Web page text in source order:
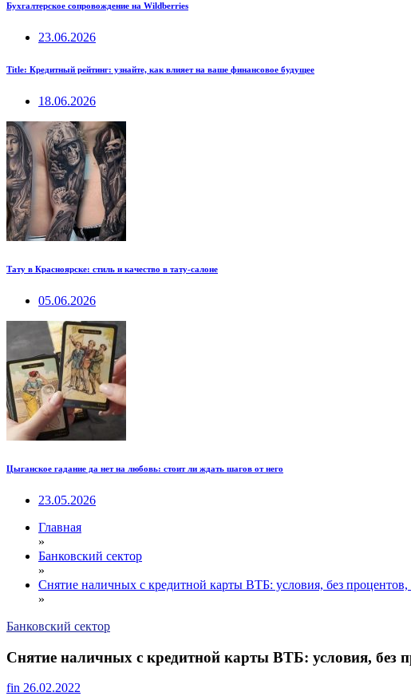
Бухгалтерское сопровождение на Wildberries
23.06.2026
Title: Кредитный рейтинг: узнайте, как влияет на ваше финансовое будущее
18.06.2026
Тату в Красноярске: стиль и качество в тату-салоне
05.06.2026
Цыганское гадание да нет на любовь: стоит ли ждать шагов от него
23.05.2026
Главная
»
Банковский сектор
»
Снятие наличных с кредитной карты ВТБ: условия, без процентов,
»
Банковский сектор
Снятие наличных с кредитной карты ВТБ: условия, без
fin 26.02.2022